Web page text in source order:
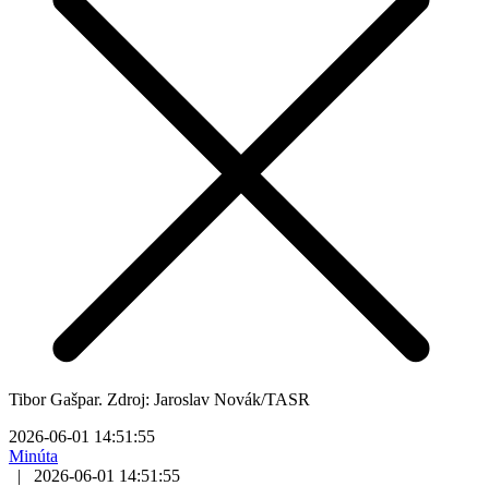
Tibor Gašpar. Zdroj: Jaroslav Novák/TASR
2026-06-01 14:51:55
Minúta
|
2026-06-01 14:51:55